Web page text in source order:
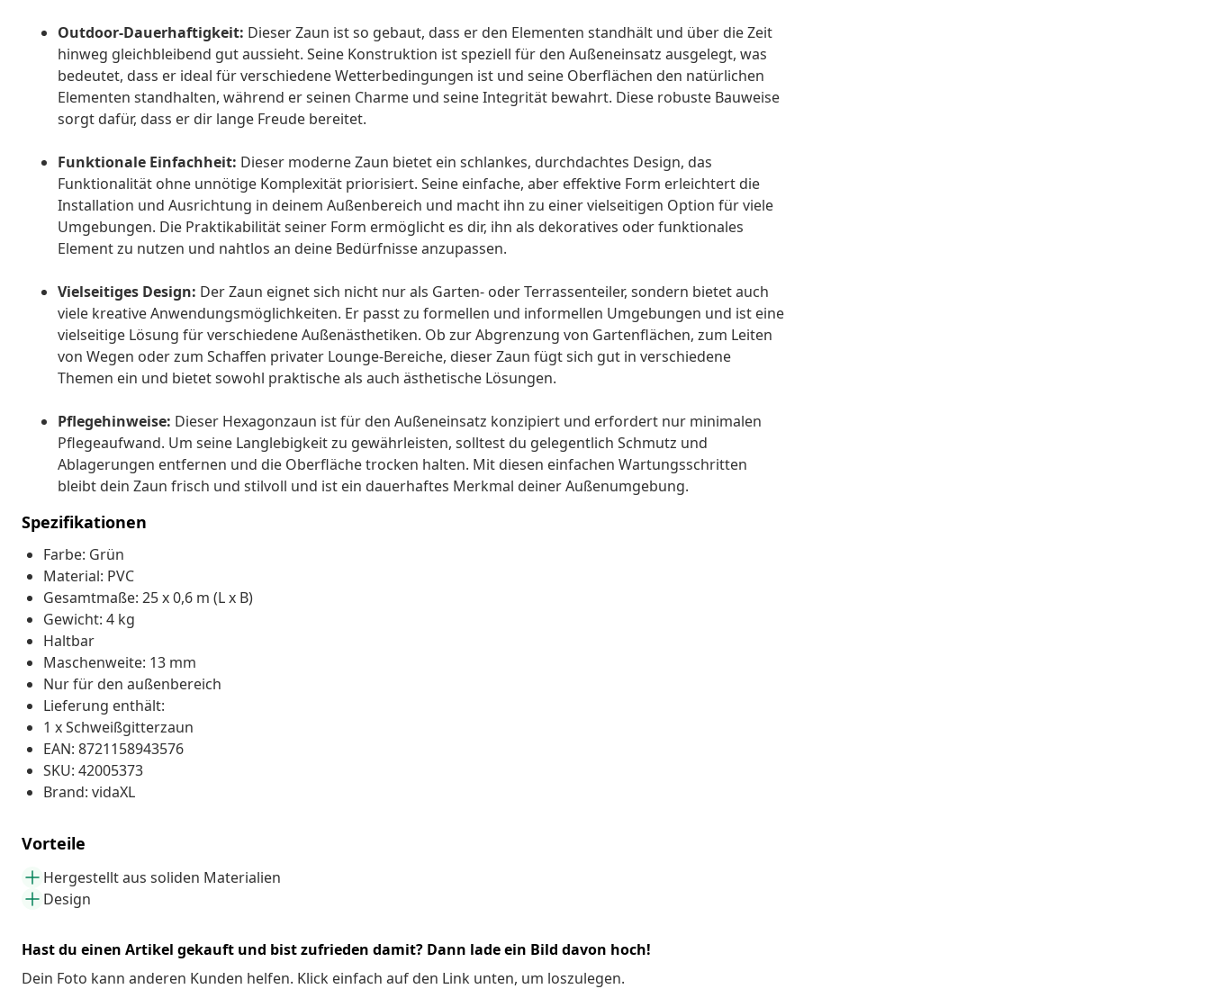
Outdoor-Dauerhaftigkeit: Dieser Zaun ist so gebaut, dass er den Elementen standhält und über die Zeit
hinweg gleichbleibend gut aussieht. Seine Konstruktion ist speziell für den Außeneinsatz ausgelegt, was
bedeutet, dass er ideal für verschiedene Wetterbedingungen ist und seine Oberflächen den natürlichen
Elementen standhalten, während er seinen Charme und seine Integrität bewahrt. Diese robuste Bauweise
sorgt dafür, dass er dir lange Freude bereitet.
Funktionale Einfachheit: Dieser moderne Zaun bietet ein schlankes, durchdachtes Design, das
Funktionalität ohne unnötige Komplexität priorisiert. Seine einfache, aber effektive Form erleichtert die
Installation und Ausrichtung in deinem Außenbereich und macht ihn zu einer vielseitigen Option für viele
Umgebungen. Die Praktikabilität seiner Form ermöglicht es dir, ihn als dekoratives oder funktionales
Element zu nutzen und nahtlos an deine Bedürfnisse anzupassen.
Vielseitiges Design: Der Zaun eignet sich nicht nur als Garten- oder Terrassenteiler, sondern bietet auch
viele kreative Anwendungsmöglichkeiten. Er passt zu formellen und informellen Umgebungen und ist eine
vielseitige Lösung für verschiedene Außenästhetiken. Ob zur Abgrenzung von Gartenflächen, zum Leiten
von Wegen oder zum Schaffen privater Lounge-Bereiche, dieser Zaun fügt sich gut in verschiedene
Themen ein und bietet sowohl praktische als auch ästhetische Lösungen.
Pflegehinweise: Dieser Hexagonzaun ist für den Außeneinsatz konzipiert und erfordert nur minimalen
Pflegeaufwand. Um seine Langlebigkeit zu gewährleisten, solltest du gelegentlich Schmutz und
Ablagerungen entfernen und die Oberfläche trocken halten. Mit diesen einfachen Wartungsschritten
bleibt dein Zaun frisch und stilvoll und ist ein dauerhaftes Merkmal deiner Außenumgebung.
Spezifikationen
Farbe: Grün
Material: PVC
Gesamtmaße: 25 x 0,6 m (L x B)
Gewicht: 4 kg
Haltbar
Maschenweite: 13 mm
Nur für den außenbereich
Lieferung enthält:
1 x Schweißgitterzaun
EAN: 8721158943576
SKU: 42005373
Brand: vidaXL
Vorteile
Hergestellt aus soliden Materialien
Design
Hast du einen Artikel gekauft und bist zufrieden damit? Dann lade ein Bild davon hoch!
Dein Foto kann anderen Kunden helfen. Klick einfach auf den Link unten, um loszulegen.